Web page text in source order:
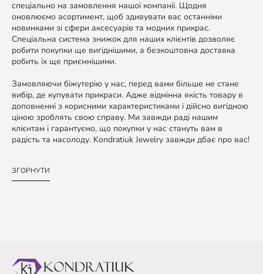
спеціально на замовлення нашої компанії. Щодня
оновлюємо асортимент, щоб здивувати вас останніми
новинками зі сфери аксесуарів та модних прикрас.
Спеціальна система знижок для наших клієнтів дозволяє
робити покупки ще вигіднішими, а безкоштовна доставка
робить їх ще приємнішими.
Замовляючи біжутерію у нас, перед вами більше не стане
вибір, де купувати прикраси. Адже відмінна якість товару в
доповненні з корисними характеристиками і дійсно вигідною
ціною зроблять свою справу. Ми завжди раді нашим
клієнтам і гарантуємо, що покупки у нас стануть вам в
радість та насолоду. Kondratiuk Jewelry завжди дбає про вас!
ЗГОРНУТИ